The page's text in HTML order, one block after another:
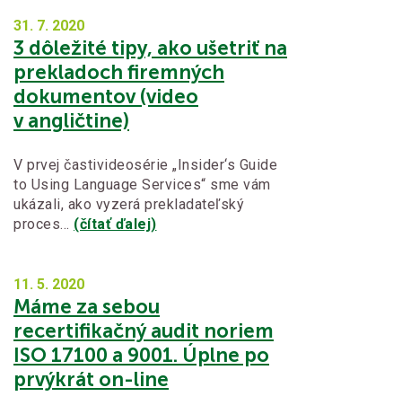
31. 7. 2020
3 dôležité tipy, ako ušetriť na
prekladoch firemných
dokumentov (video
v angličtine)
V prvej častivideosérie „Insider‘s Guide
to Using Language Services“ sme vám
ukázali, ako vyzerá prekladateľský
proces… (čítať ďalej)
11. 5. 2020
Máme za sebou
recertifikačný audit noriem
ISO 17100 a 9001. Úplne po
prvýkrát on-line